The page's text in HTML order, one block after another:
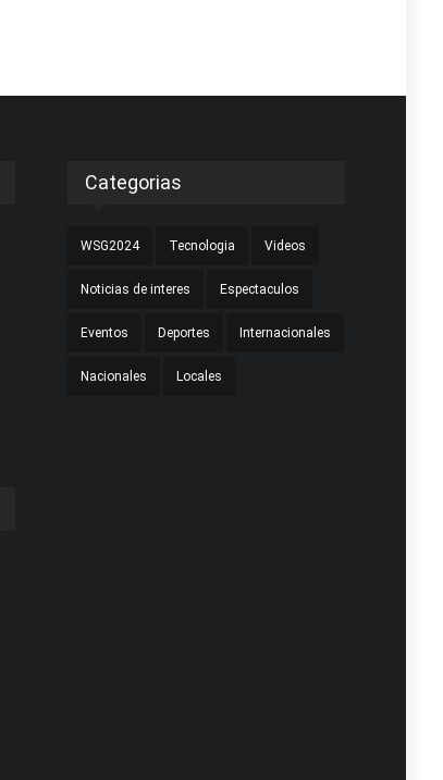
Categorias
WSG2024 Tecnologia Videos
Noticias de interes Espectaculos
Eventos Deportes Internacionales
Nacionales Locales